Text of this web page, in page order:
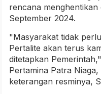
rencana menghentikan
September 2024.
"Masyarakat tidak
Pertalite akan terus
ditetapkan
Pertamina Patra
keterangan resminya,